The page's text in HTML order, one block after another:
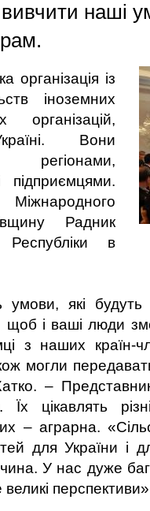
вивчити наші
організація із
іноземних
Вони
регіонами,
Радник
Республіки в
які будуть
і ваші люди
з наших країн-
могли
–
цікавлять
– аграрна.
для України і
У нас дуже